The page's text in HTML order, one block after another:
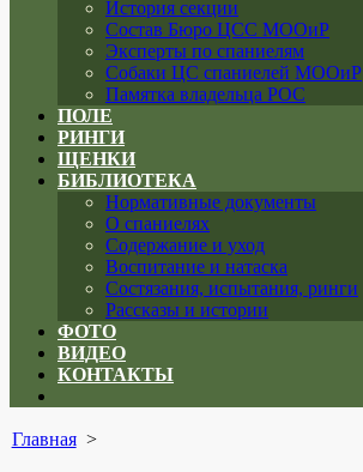
История секции
Состав Бюро ЦСС МООиР
Эксперты по спаниелям
Собаки ЦС спаниелей МООиР
Памятка владельца РОС
ПОЛЕ
РИНГИ
ЩЕНКИ
БИБЛИОТЕКА
Нормативные документы
О спаниелях
Содержание и уход
Воспитание и натаска
Состязания, испытания, ринги
Рассказы и истории
ФОТО
ВИДЕО
КОНТАКТЫ
menu
Главная>